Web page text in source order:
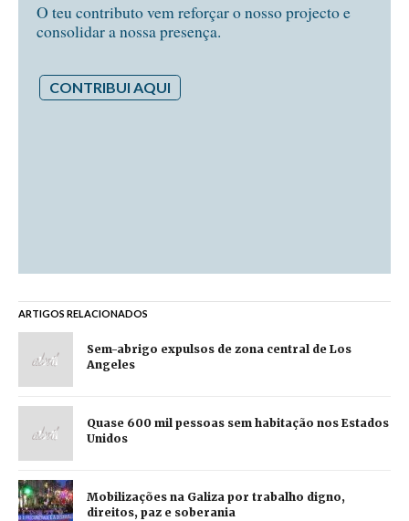
O teu contributo vem reforçar o nosso projecto e
consolidar a nossa presença.
CONTRIBUI AQUI
ARTIGOS RELACIONADOS
Sem-abrigo expulsos de zona central de Los
Angeles
Quase 600 mil pessoas sem habitação nos Estados
Unidos
Mobilizações na Galiza por trabalho digno,
direitos, paz e soberania